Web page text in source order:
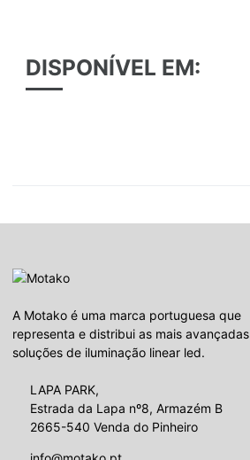
DISPONÍVEL EM:
A Motako é uma marca portuguesa que
representa e distribui as mais avançadas
soluções de iluminação linear led.
LAPA PARK,
Estrada da Lapa nº8, Armazém B
2665-540 Venda do Pinheiro